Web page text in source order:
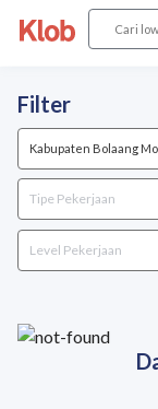
Filter
Kabupaten Bolaang
Tipe Pekerjaan
Level Pekerjaan